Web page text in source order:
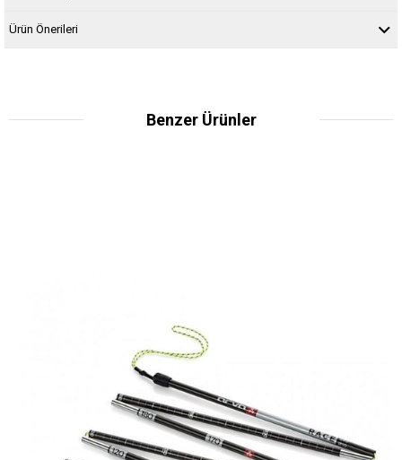
Ürün Önerileri
Benzer Ürünler